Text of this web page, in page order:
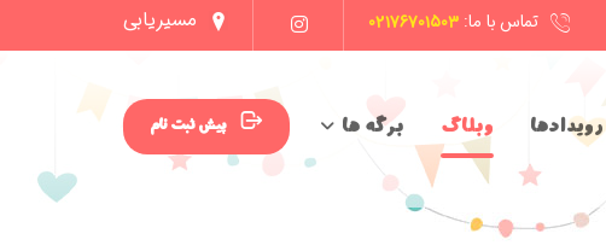
مسیریابی تماس با ما: ۰۲۱۷۶۷۰۱۵۰۳
پیش ثبت نام رویدادها وبلاگ برگه ها